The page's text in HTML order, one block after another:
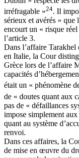
irréfragable »24. Il
sérieux et avérés » que
encourt un « risque
l’article 3.
Dans l’affaire Tarakhel
en Italie, la Cour
Grèce lors de l’affaire
capacités
était un « phénomène
de « doutes quant aux
pas de « défaillances
impose simplement
quant au système
renvoi.
Dans ces affaires, la
de mise en œuvre du